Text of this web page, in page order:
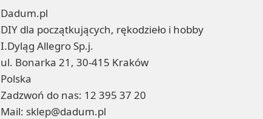
Dadum.pl
DIY dla początkujących, rękodzieło i hobby
I.Dyląg Allegro Sp.j.
ul. Bonarka 21, 30-415 Kraków
Polska
Zadzwoń do nas: 12 395 37 20
Mail: sklep@dadum.pl